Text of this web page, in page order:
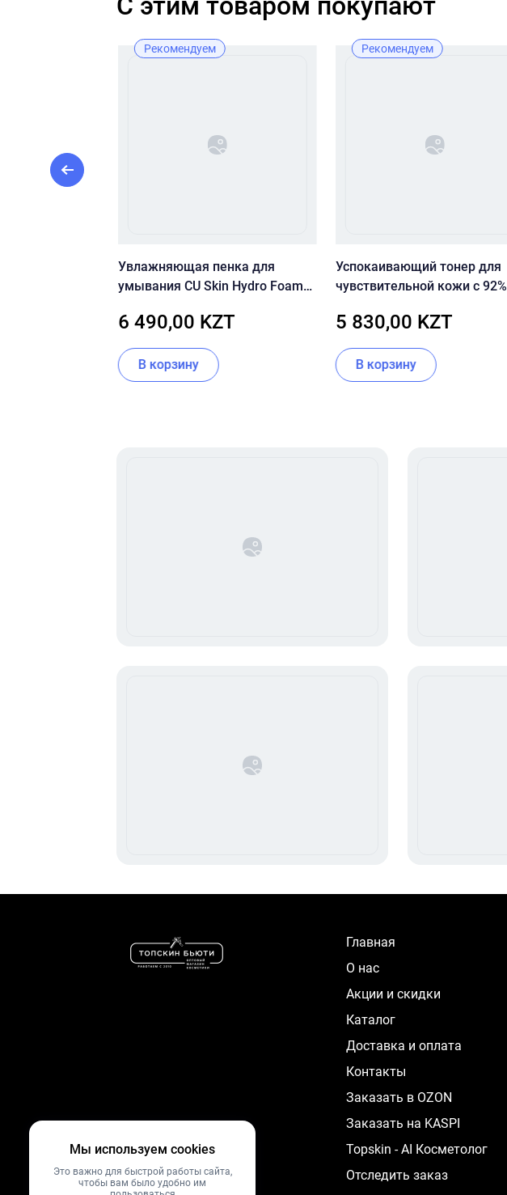
Рекомендуем
Увлажняющая пенка для
умывания CU Skin Hydro Foam
6 490,00 KZT
В корзину
Рекомендуем
Успокаивающий тонер для
чувствительной кожи с 92%
Regen 92 Toner
5 830,00 KZT
В корзину
Главная
О нас
Акции и скидки
Каталог
Доставка и оплата
Контакты
Заказать в OZON
Заказать на KASPI
Topskin - AI Косметолог
Отследить заказ
Мы используем cookies
Это важно для быстрой работы сайта,
чтобы вам было удобно им